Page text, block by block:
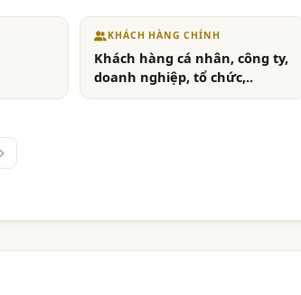
KHÁCH HÀNG CHÍNH
Khách hàng cá nhân, công ty,
doanh nghiệp, tổ chức,..